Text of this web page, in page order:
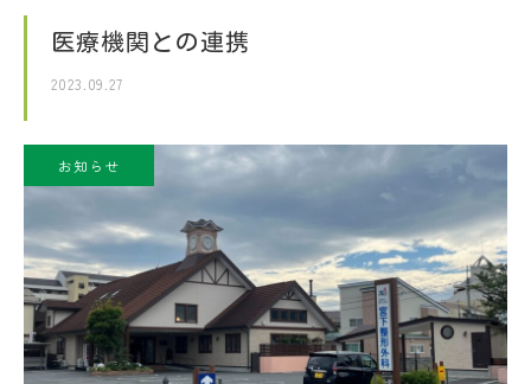
医療機関との連携
2023.09.27
お知らせ